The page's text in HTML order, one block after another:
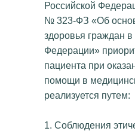
Российской
№ 323-ФЗ «Об
здоровья граждан в
Федерации»
пациента при
помощи в
реализуется путем:
1. Соблюдения